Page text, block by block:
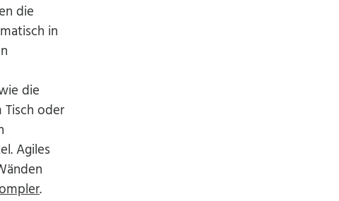
die
in
die
oder
Agiles
.